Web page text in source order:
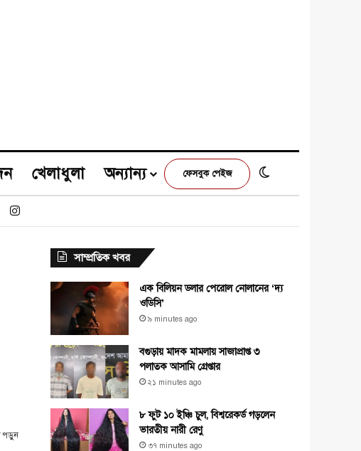
খেলাধুলা অন্যান্য ফেসবুক পেইজ
Instagram
পড়ুন
সাম্প্রতিক খবর
এক বিলিয়ন ডলার পেরোল নোলানের ‘দ্য
ওডিসি’
৯ minutes ago
বগুড়ায় মাদক মামলায় সাজাপ্রাপ্ত ৩
পলাতক আসামি গ্রেপ্তার
২১ minutes ago
৮ ফুট ১০ ইঞ্চি চুল, বিশ্বরেকর্ড গড়লেন
ভারতীয় নারী রেণু
৩৭ minutes ago